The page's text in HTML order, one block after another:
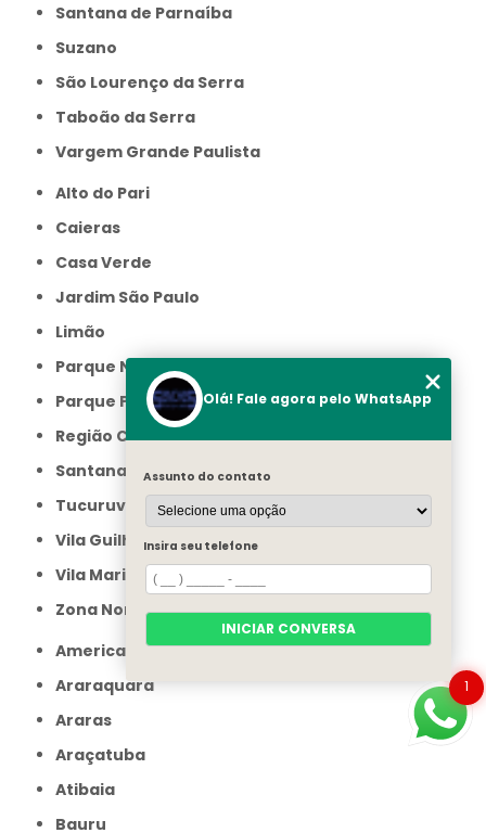
Santana de Parnaíba
Suzano
São Lourenço da Serra
Taboão da Serra
Vargem Grande Paulista
Alto do Pari
Caieras
Casa Verde
Jardim São Paulo
Limão
Parque Novo Mundo
Parque Peruche
Região Central
Santana
Tucuruvi
Vila Guilherme
Vila Maria
Zona Norte
Americana
Araraquara
Araras
Araçatuba
Atibaia
Bauru
1
Olá! Fale agora pelo WhatsApp
Assunto do contato
Insira seu telefone
INICIAR CONVERSA